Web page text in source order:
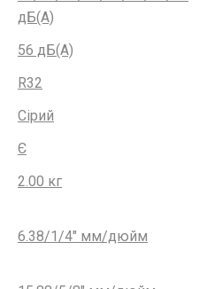
дБ(А)
56 дБ(А)
R32
Сірий
Є
2.00 кг
6.38/1/4" мм/дюйм